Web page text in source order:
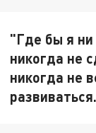
"Где бы я
никогда не
никогда не